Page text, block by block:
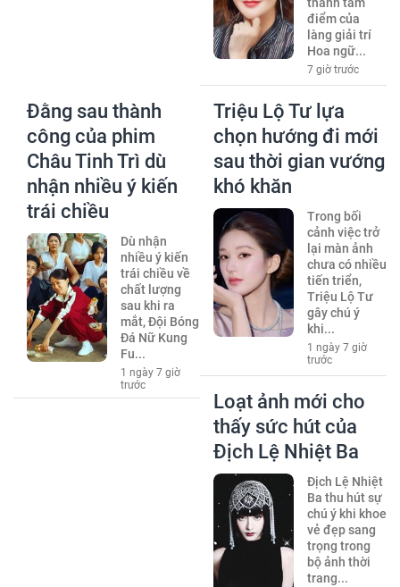
thành tâm
điểm của
làng giải trí
Hoa ngữ...
7 giờ trước
Đằng sau thành
công của phim
Châu Tinh Trì dù
nhận nhiều ý kiến
trái chiều
Dù nhận
nhiều ý kiến
trái chiều về
chất lượng
sau khi ra
mắt, Đội Bóng
Đá Nữ Kung
Fu...
1 ngày 7 giờ
trước
Triệu Lộ Tư lựa
chọn hướng đi mới
sau thời gian vướng
khó khăn
Trong bối
cảnh việc trở
lại màn ảnh
chưa có nhiều
tiến triển,
Triệu Lộ Tư
gây chú ý
khi...
1 ngày 7 giờ
trước
Loạt ảnh mới cho
thấy sức hút của
Địch Lệ Nhiệt Ba
Địch Lệ Nhiệt
Ba thu hút sự
chú ý khi khoe
vẻ đẹp sang
trọng trong
bộ ảnh thời
trang...